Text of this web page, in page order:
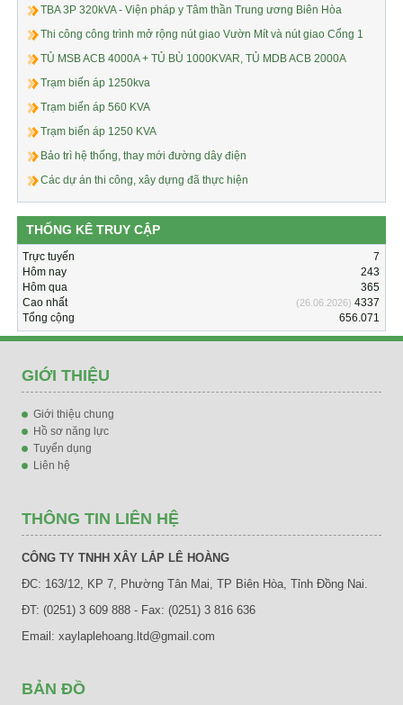
TBA 3P 320kVA - Viện pháp y Tâm thần Trung ương Biên Hòa
Thi công công trình mở rộng nút giao Vườn Mít và nút giao Cổng 1
TỦ MSB ACB 4000A + TỦ BÙ 1000KVAR, TỦ MDB ACB 2000A
Trạm biến áp 1250kva
Trạm biến áp 560 KVA
Trạm biến áp 1250 KVA
Bảo trì hệ thống, thay mới đường dây điện
Các dự án thi công, xây dựng đã thực hiện
THỐNG KÊ TRUY CẬP
Trực tuyến
7
Hôm nay
243
Hôm qua
365
Cao nhất
(26.06.2026)4337
Tổng cộng
656.071
GIỚI THIỆU
Giới thiệu chung
Hồ sơ năng lực
Tuyển dụng
Liên hệ
THÔNG TIN LIÊN HỆ
CÔNG TY TNHH XÂY LẮP LÊ HOÀNG
ĐC: 163/12, KP 7, Phường Tân Mai, TP Biên Hòa, Tỉnh Đồng Nai.
ĐT: (0251) 3 609 888 - Fax: (0251) 3 816 636
Email: xaylaplehoang.ltd@gmail.com
BẢN ĐỒ